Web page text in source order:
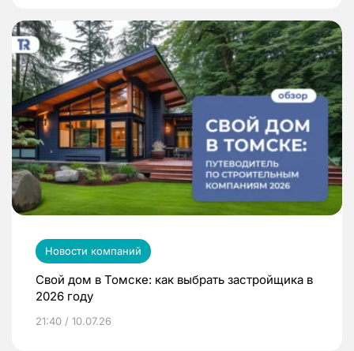
Новости компаний
Свой дом в Томске: как выбрать застройщика в
2026 году
21:40 / 10.07.26